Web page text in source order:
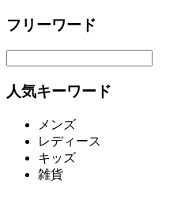
フリーワード
人気キーワード
メンズ
レディース
キッズ
雑貨